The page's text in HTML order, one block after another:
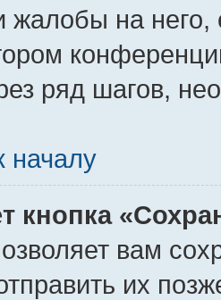
жалобы на
ряд шагов,
началу
кнопка
вам
их